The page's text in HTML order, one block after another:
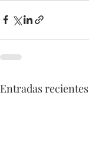
Entradas recientes